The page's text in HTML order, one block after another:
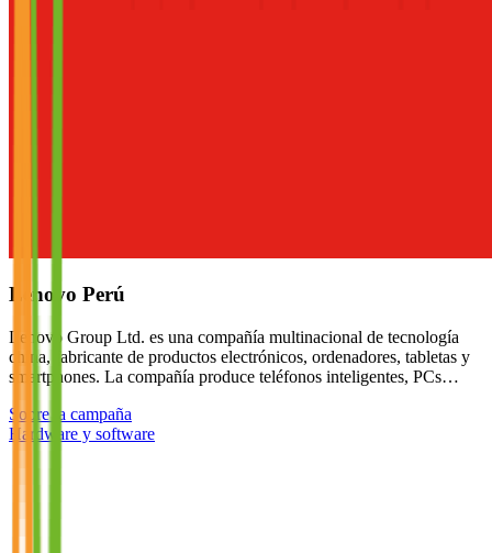
Lenovo Perú
Lenovo Group Ltd. es una compañía multinacional de tecnología
china, fabricante de productos electrónicos, ordenadores, tabletas y
smartphones. La compañía produce teléfonos inteligentes, PCs…
Sobre la campaña
Hardware y software